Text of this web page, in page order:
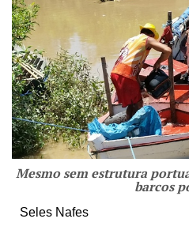
Mesmo sem estrutura
barcos
Seles Nafes